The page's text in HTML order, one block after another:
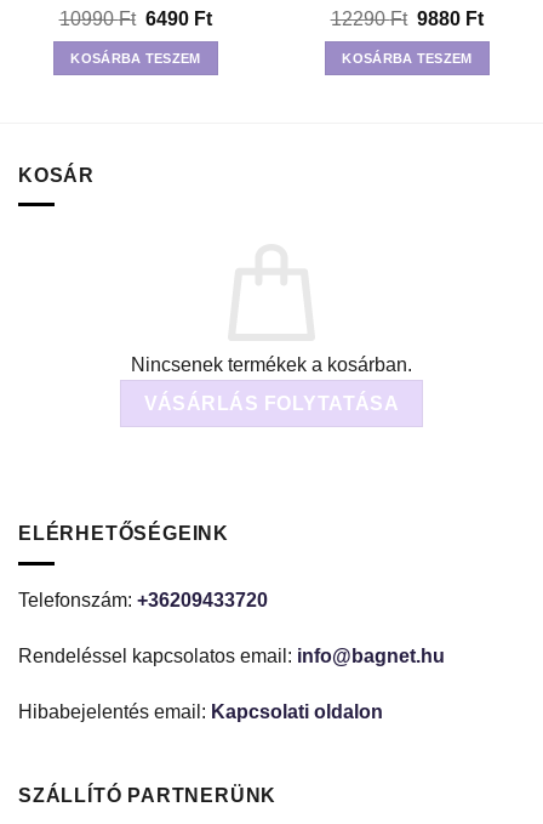
10990Ft Original
price
was:
10990 Ft.
6490 FtCurrent
price
6490 Ft.
KOSÁRBA TESZEM
12290Ft Original
price
was:
12290 Ft.
9880 Ft
price
9880
KOSÁRBA TESZEM
KOSÁR
Nincsenek termékek a kosárban.
VÁSÁRLÁS FOLYTATÁSA
ELÉRHETŐSÉGEINK
Telefonszám: +36209433720
Rendeléssel kapcsolatos email: info@bagnet.hu
Hibabejelentés email: Kapcsolati oldalon
SZÁLLÍTÓ PARTNERÜNK